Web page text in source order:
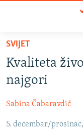
Pređite
glavni
sadržaj
Pređite
na
navigaciju
VIJESTI
SRBIJA
KOSOVO
CRNA GORA
SVIJET
Kvaliteta
najgori
Sabina Čabaravdić
5. decembar/